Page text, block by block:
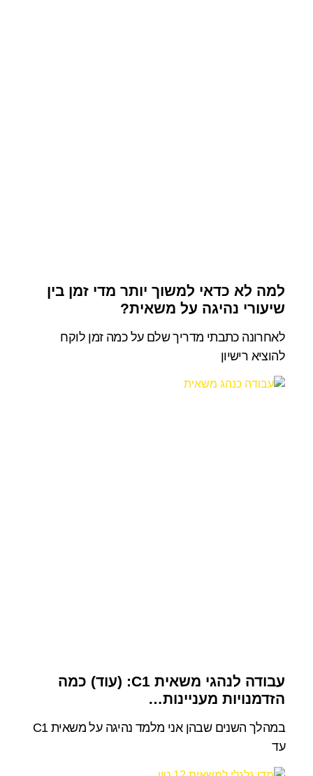
למה לא כדאי למשוך יותר מדי זמן בין
שיעורי נהיגה על משאית?
לאחרונה כתבתי מדריך שלם על כמה זמן לוקח
להוציא רישיון
עבודה לנהגי משאית C1: (עוד) כמה
הזדמנויות מעניינות…
במהלך השנים שבהן אני מלמד נהיגה על משאית C1
עד